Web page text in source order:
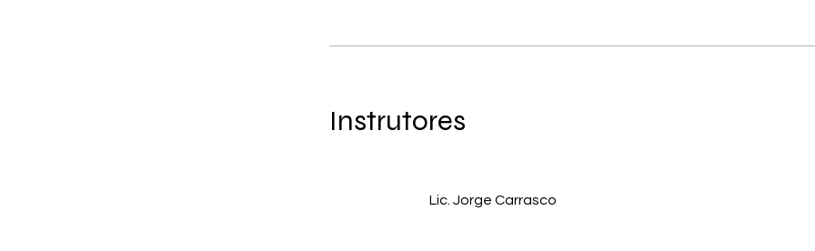
Instrutores
Lic. Jorge Carrasco